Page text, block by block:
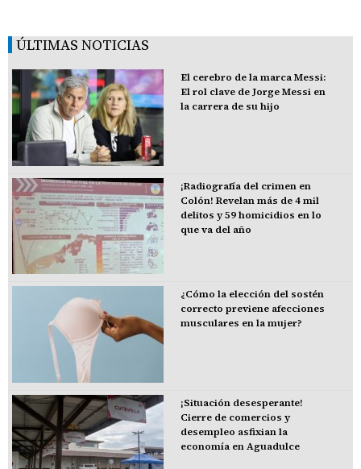
ÚLTIMAS NOTICIAS
El cerebro de la marca Messi:
El rol clave de Jorge Messi en
la carrera de su hijo
¡Radiografía del crimen en
Colón! Revelan más de 4 mil
delitos y 59 homicidios en lo
que va del año
¿Cómo la elección del sostén
correcto previene afecciones
musculares en la mujer?
¡Situación desesperante!
Cierre de comercios y
desempleo asfixian la
economía en Aguadulce